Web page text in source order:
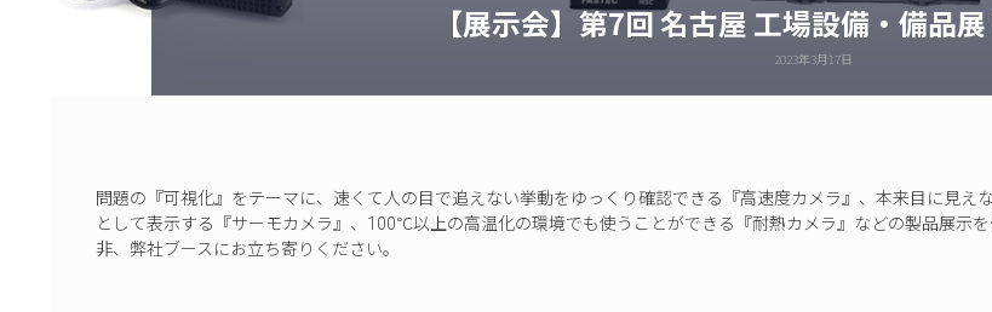
ッ
【展示会】第7回 名古屋 工場設備・備品
2023年3月17日
問題の『可視化』をテーマに、速くて人の目で追えない挙動をゆっくり確認できる『高速度カメラ』、本来目に見え
として表示する『サーモカメラ』、100℃以上の高温化の環境でも使うことができる『耐熱カメラ』などの製品展示
非、弊社ブースにお立ち寄りください。​